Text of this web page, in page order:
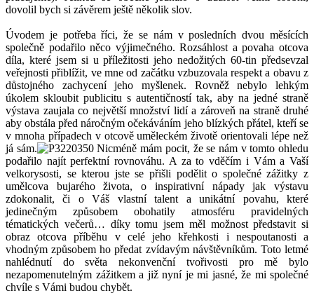
dovolil bych si závěrem ještě několik slov.
Úvodem je potřeba říci, že se nám v posledních dvou měsících
společně podařilo něco výjimečného. Rozsáhlost a povaha otcova
díla, které jsem si u příležitosti jeho nedožitých 60-tin předsevzal
veřejnosti přiblížit, ve mne od začátku vzbuzovala respekt a obavu z
důstojného zachycení jeho myšlenek. Rovněž nebylo lehkým
úkolem skloubit publicitu s autentičností tak, aby na jedné straně
výstava zaujala co největší množství lidí a zároveň na straně druhé
aby obstála před náročným očekáváním jeho blízkých přátel, kteří se
v mnoha případech v otcově uměleckém životě orientovali lépe než
já sám.
Nicméně mám pocit, že se nám v tomto ohledu
podařilo najít perfektní rovnováhu. A za to vděčím i Vám a Vaší
velkorysosti, se kterou jste se přišli podělit o společné zážitky z
umělcova bujarého života, o inspirativní nápady jak výstavu
zdokonalit, či o Váš vlastní talent a unikátní povahu, které
jedinečným způsobem obohatily atmosféru pravidelných
tématických večerů… díky tomu jsem měl možnost představit si
obraz otcova příběhu v celé jeho křehkosti i nespoutanosti a
vhodným způsobem ho předat zvídavým návštěvníkům. Toto letmé
nahlédnutí do světa nekonvenční tvořivosti pro mě bylo
nezapomenutelným zážitkem a již nyní je mi jasné, že mi společné
chvíle s Vámi budou chybět.